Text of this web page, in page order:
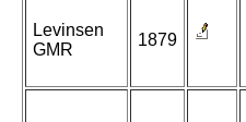
Levinsen
GMR
1879